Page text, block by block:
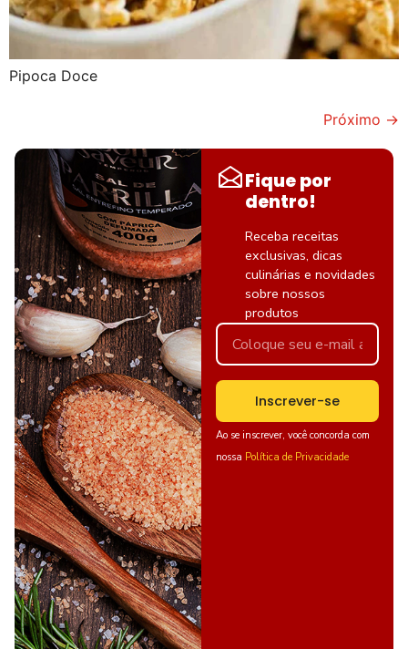
Pipoca Doce
Próximo →
Fique por
dentro!
Receba receitas
exclusivas, dicas
culinárias e novidades
sobre nossos
produtos
Inscrever-se
Ao se inscrever, você concorda com
nossa Política de Privacidade